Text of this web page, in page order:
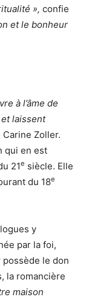
», confie
et le bonheur
à l’âme de
laissent
Carine Zoller.
qui en est
21e siècle. Elle
du 18e
y
par la foi,
le don
la romancière
maison